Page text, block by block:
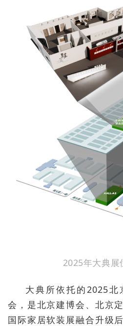
2025年大典展
大典所依托的2025
会，是北京建博会、北京
国际家居软装展融合升级